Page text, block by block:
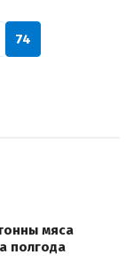
74
мяса
полгода